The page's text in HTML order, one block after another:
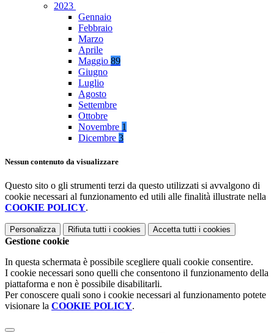
2023
Gennaio
Febbraio
Marzo
Aprile
Maggio 89
Giugno
Luglio
Agosto
Settembre
Ottobre
Novembre 1
Dicembre 3
Nessun contenuto da visualizzare
Questo sito o gli strumenti terzi da questo utilizzati si avvalgono di
cookie necessari al funzionamento ed utili alle finalità illustrate nella
COOKIE POLICY.
Personalizza Rifiuta tutti i cookies Accetta tutti i cookies
Gestione cookie
In questa schermata è possibile scegliere quali cookie consentire.
I cookie necessari sono quelli che consentono il funzionamento della
piattaforma e non è possibile disabilitarli.
Per conoscere quali sono i cookie necessari al funzionamento potete
visionare la COOKIE POLICY.